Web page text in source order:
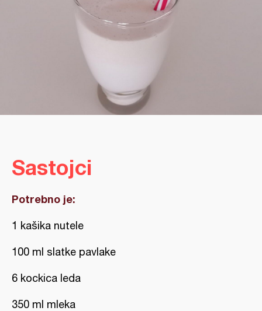
Sastojci
Potrebno je:
1 kašika nutele
100 ml slatke pavlake
6 kockica leda
350 ml mleka